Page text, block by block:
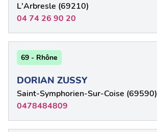
L'Arbresle (69210)
04 74 26 90 20
69 - Rhône
DORIAN ZUSSY
Saint-Symphorien-Sur-Coise (69590)
0478484809